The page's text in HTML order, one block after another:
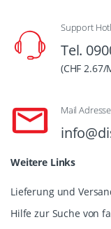
Support
Tel.
(CHF
Mail Adresse
Weitere Links
Lieferung und
Hilfe zur Suche von